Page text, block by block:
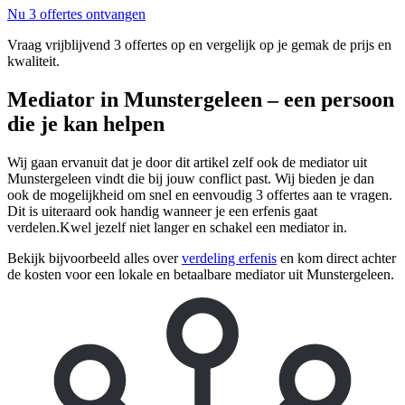
Nu 3 offertes ontvangen
Vraag vrijblijvend 3 offertes op en vergelijk op je gemak de prijs en
kwaliteit.
Mediator in Munstergeleen – een persoon
die je kan helpen
Wij gaan ervanuit dat je door dit artikel zelf ook de mediator uit
Munstergeleen vindt die bij jouw conflict past. Wij bieden je dan
ook de mogelijkheid om snel en eenvoudig 3 offertes aan te vragen.
Dit is uiteraard ook handig wanneer je een erfenis gaat
verdelen.Kwel jezelf niet langer en schakel een mediator in.
Bekijk bijvoorbeeld alles oververdeling erfenis en kom direct achter
de kosten voor een lokale en betaalbare mediator uit Munstergeleen.